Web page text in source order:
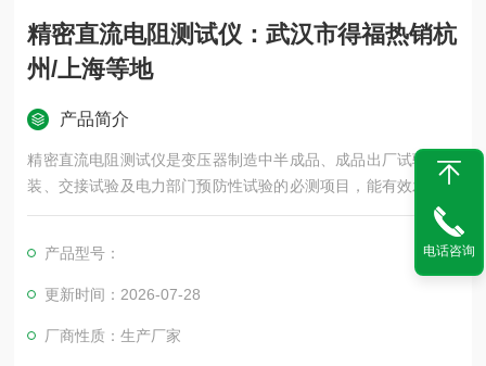
精密直流电阻测试仪：武汉市得福热销杭
州/上海等地
产品简介
精密直流电阻测试仪是变压器制造中半成品、成品出厂试验、安
装、交接试验及电力部门预防性试验的必测项目，能有效发现变
压器线圈的选材、焊接、连接部位松动、缺股、断线等制造缺陷
产品型号：
更新时间：2026-07-28
厂商性质：生产厂家
电话咨询